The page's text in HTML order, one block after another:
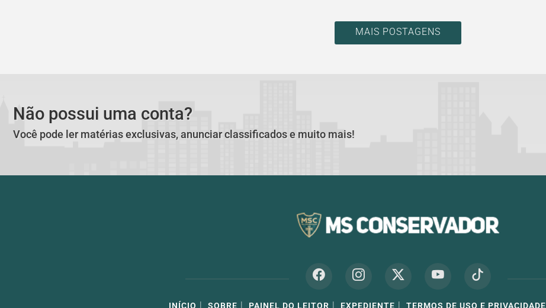
MAIS POSTAGENS
Não possui uma conta?
Você pode ler matérias exclusivas, anunciar classificados e muito mais!
INÍCIO | SOBRE | PAINEL DO LEITOR | EXPEDIENTE | TERMOS DE USO E PRIVACIDADE